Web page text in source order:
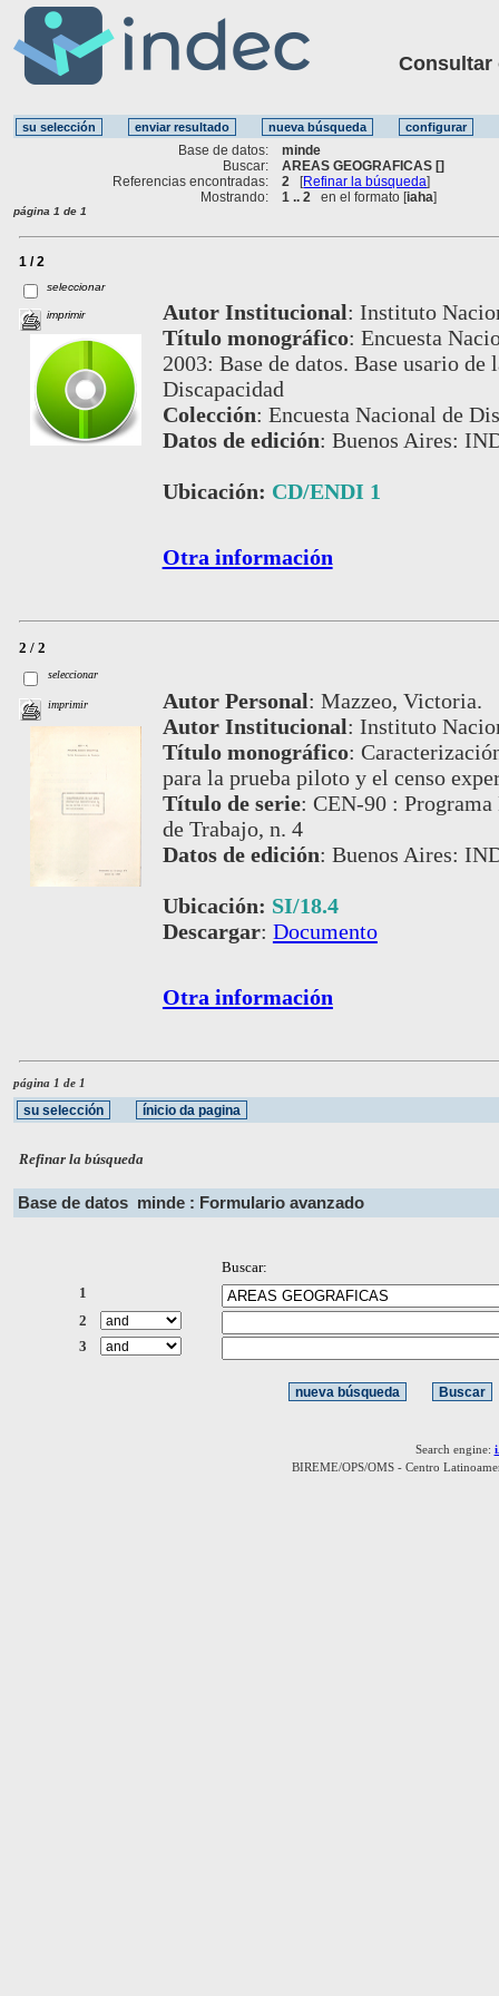
Consultar
Base de datos:
minde
Buscar:
AREAS GEOGRAFICAS []
Referencias encontradas:
2 [Refinar la búsqueda]
Mostrando:
1 .. 2 en el formato [iaha]
página 1 de 1
1 / 2
seleccionar
imprimir Autor Institucional: Instituto
Título monográfico: Encuesta
2003: Base de datos. Base usario
Discapacidad
Colección: Encuesta Nacional de
Datos de edición: Buenos Aires:
Ubicación: CD/ENDI 1
Otra información
2 / 2
seleccionar
imprimir Autor Personal: Mazzeo, Victoria.
Autor Institucional: Instituto
Título monográfico:
para la prueba piloto y el censo
Título de serie: CEN-90 :
de Trabajo, n. 4
Datos de edición: Buenos Aires:
Ubicación: SI/18.4
Descargar: Documento
Otra información
página 1 de 1
Refinar la búsqueda
Base de datos minde : Formulario avanzado
Buscar:
1
2
3
Search engine:
BIREME/OPS/OMS - Centro